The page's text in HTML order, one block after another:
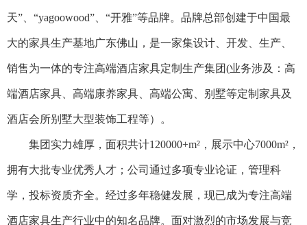
天”、“yagoowood”、“开雅”等品牌。品牌总部创建于中国最
大的家具生产基地广东佛山，是一家集设计、开发、生产、
销售为一体的专注高端酒店家具定制生产集团(业务涉及：高
端酒店家具、高端康养家具、高端公寓、别墅等定制家具及
酒店会所别墅大型装饰工程等）。
集团实力雄厚，面积共计120000+m²，展示中心7000m²，
拥有大批专业优秀人才；公司通过多项专业论证，管理科
学，投标资质齐全。经过多年稳健发展，现已成为专注高端
酒店家具生产行业中的知名品牌。面对激烈的市场发展与竞